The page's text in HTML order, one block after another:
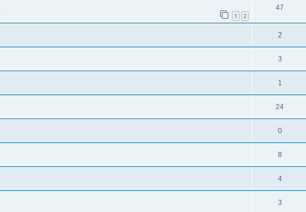
1 2
47
2
3
1
24
0
8
4
3